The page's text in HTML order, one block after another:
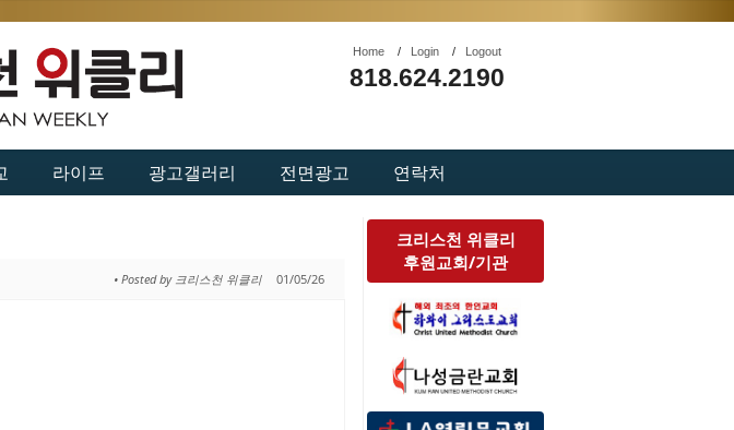
Home/ Login/ Logout
818.624.2190
라이프 광고갤러리 전면광고 연락처
• Posted by 크리스천 위클리 01/05/26
크리스천 위클리
후원교회/기관